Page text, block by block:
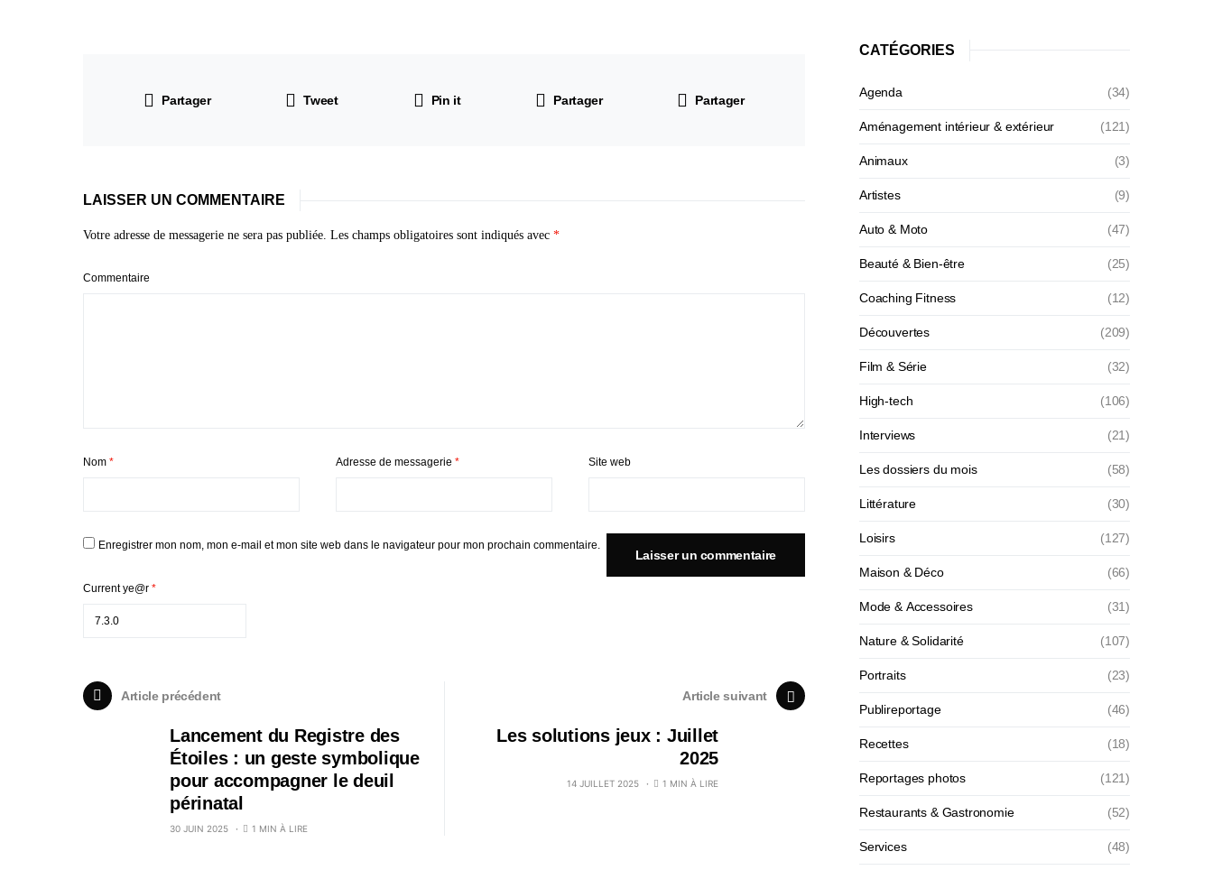
Partager Tweet Pin it Partager Partager
LAISSER UN COMMENTAIRE
Votre adresse de messagerie ne sera pas publiée. Les champs obligatoires sont indiqués avec *
Commentaire
Nom * Adresse de messagerie * Site web
Enregistrer mon nom, mon e-mail et mon site web dans le navigateur pour mon prochain commentaire.
Current ye@r *
Article précédent
Lancement du Registre des
Étoiles : un geste symbolique
pour accompagner le deuil
périnatal
30 JUIN 2025 1 MIN À LIRE
Article suivant
Les solutions jeux : Juillet
2025
14 JUILLET 2025 1 MIN À LIRE
CATÉGORIES
Agenda (34)
Aménagement intérieur & extérieur (121)
Animaux (3)
Artistes (9)
Auto & Moto (47)
Beauté & Bien-être (25)
Coaching Fitness (12)
Découvertes (209)
Film & Série (32)
High-tech (106)
Interviews (21)
Les dossiers du mois (58)
Littérature (30)
Loisirs (127)
Maison & Déco (66)
Mode & Accessoires (31)
Nature & Solidarité (107)
Portraits (23)
Publireportage (46)
Recettes (18)
Reportages photos (121)
Restaurants & Gastronomie (52)
Services (48)